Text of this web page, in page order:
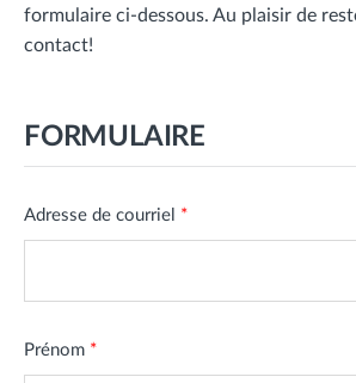
formulaire ci-dessous. Au plaisir de
contact!
FORMULAIRE
Adresse de courriel *
Prénom *